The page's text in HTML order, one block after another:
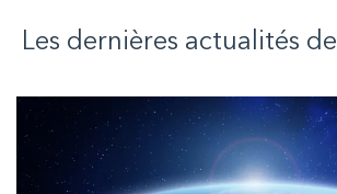
Les dernières actualités de